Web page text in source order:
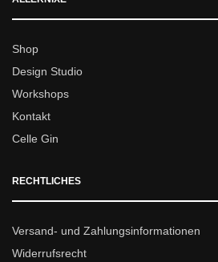
Shop
Design Studio
Workshops
Kontakt
Celle Gin
RECHTLICHES
Versand- und Zahlungsinformationen
Widerrufsrecht